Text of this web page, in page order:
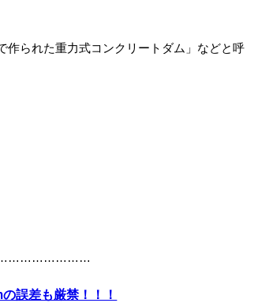
作られた重力式コンクリートダム」などと呼
誤差も厳禁！！！